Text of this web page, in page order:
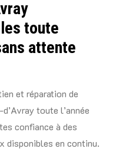
toute
attente
et réparation de
toute l’année
confiance à des
disponibles en continu.